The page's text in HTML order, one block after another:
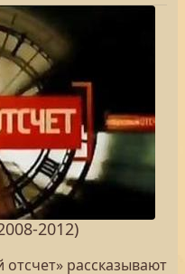
2012)
рассказывают